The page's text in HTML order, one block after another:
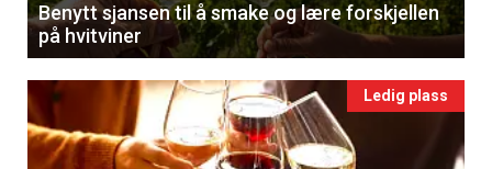
Benytt sjansen til å smake og lære forskjellen
på hvitviner
Ledig plass